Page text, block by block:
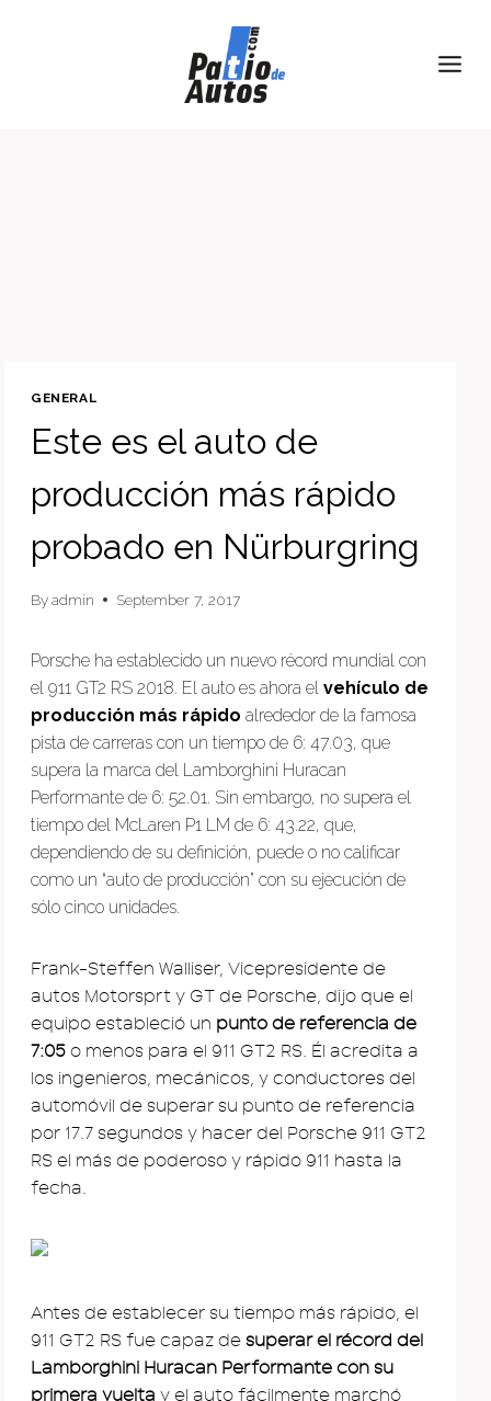
GENERAL
Este es el auto de
producción más rápido
probado en Nürburgring
Byadmin September 7, 2017
Porsche ha establecido un nuevo récord mundial con
el 911 GT2 RS 2018. El auto es ahora el vehículo de
producción más rápido alrededor de la famosa
pista de carreras con un tiempo de 6: 47.03, que
supera la marca del Lamborghini Huracan
Performante de 6: 52.01. Sin embargo, no supera el
tiempo del McLaren P1 LM de 6: 43.22, que,
dependiendo de su definición, puede o no calificar
como un “auto de producción” con su ejecución de
sólo cinco unidades.
Frank-Steffen Walliser, Vicepresidente de
autos Motorsprt y GT de Porsche, dijo que el
equipo estableció un punto de referencia de
7:05 o menos para el 911 GT2 RS. Él acredita a
los ingenieros, mecánicos, y conductores del
automóvil de superar su punto de referencia
por 17.7 segundos y hacer del Porsche 911 GT2
RS el más de poderoso y rápido 911 hasta la
fecha.
Antes de establecer su tiempo más rápido, el
911 GT2 RS fue capaz de superar el récord del
Lamborghini Huracan Performante con su
primera vuelta y el auto fácilmente marchó